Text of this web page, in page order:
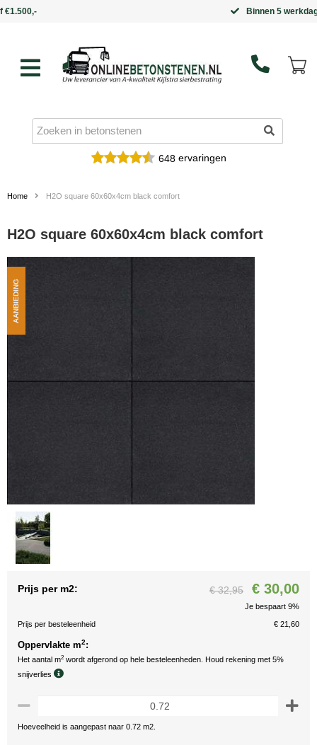
648ervaringen
Home H2O square 60x60x4cm black comfort
H2O square 60x60x4cm black comfort
AANBIEDING
Prijs per m2: € 32,95 € 30,00
Je bespaart 9%
Prijs per besteleenheid € 21,60
Oppervlakte m2:
Het aantal m2 wordt afgerond op hele besteleenheden. Houd rekening met 5%
snijverlies
Hoeveelheid is aangepast naar 0.72 m2.